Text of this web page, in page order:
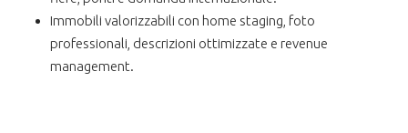
Immobili valorizzabili con home staging, foto
professionali, descrizioni ottimizzate e revenue
management.